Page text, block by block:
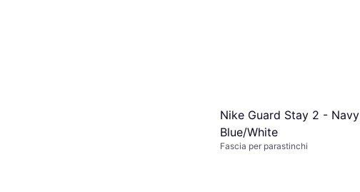
Nike Guard Stay 2 - Navy
Blue/White
Fascia per parastinchi